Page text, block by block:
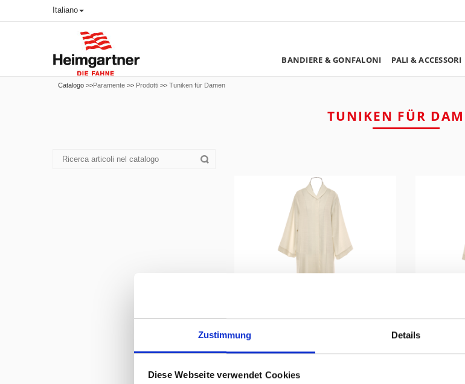
Zustimmung Details
Diese Webseite verwendet Cookies
Italiano
BANDIERE & GONFALONI PALI & ACCESSORI
Catalogo >>Paramente >> Prodotti >> Tuniken für Damen
TUNIKEN FÜR
Tuniche modello Mirjam
Länge 145 cm